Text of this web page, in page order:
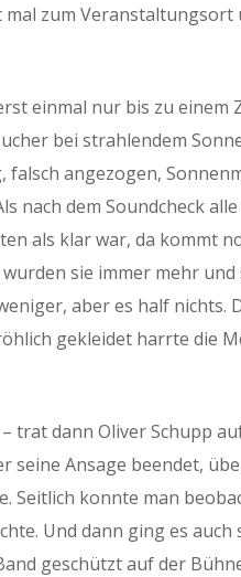
zum Veranstaltungsort
einmal nur bis zu einem
bei strahlendem
angezogen,
nach dem Soundcheck
als klar war, da kommt
sie immer mehr
aber es half nichts.
gekleidet harrte die
trat dann Oliver Schupp
seine Ansage beendet,
Seitlich konnte man
Und dann ging es auch
geschützt auf der